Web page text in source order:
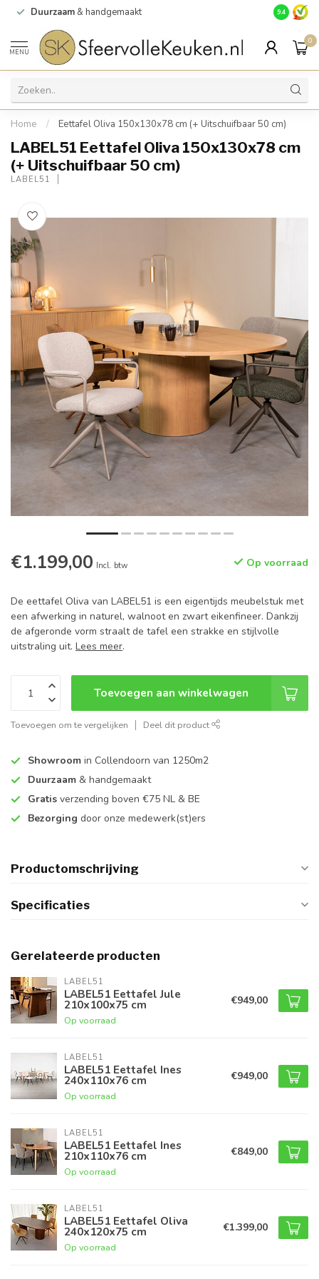
Duurzaam & handgemaakt Gratis
9.4
MENU
0
Home / Eettafel Oliva 150x130x78 cm (+ Uitschuifbaar 50 cm)
LABEL51 Eettafel Oliva 150x130x78 cm
(+ Uitschuifbaar 50 cm)
LABEL51
€1.199,00 Incl. btw Op voorraad
De eettafel Oliva van LABEL51 is een eigentijds meubelstuk met
een afwerking in naturel, walnoot en zwart eikenfineer. Dankzij
de afgeronde vorm straalt de tafel een strakke en stijlvolle
uitstraling uit. Lees meer.
Toevoegen aan winkelwagen
Toevoegen om te vergelijken Deel dit product
Showroom in Collendoorn van 1250m2
Duurzaam & handgemaakt
Gratis verzending boven €75 NL & BE
Bezorging door onze medewerk(st)ers
Productomschrijving
Specificaties
Gerelateerde producten
LABEL51
LABEL51 Eettafel Jule
210x100x75 cm
Op voorraad
€949,00
LABEL51
LABEL51 Eettafel Ines
240x110x76 cm
Op voorraad
€949,00
LABEL51
LABEL51 Eettafel Ines
210x110x76 cm
Op voorraad
€849,00
LABEL51
LABEL51 Eettafel Oliva
240x120x75 cm
Op voorraad
€1.399,00